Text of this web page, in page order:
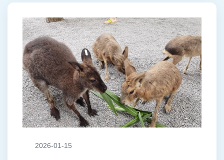
2026-01-15